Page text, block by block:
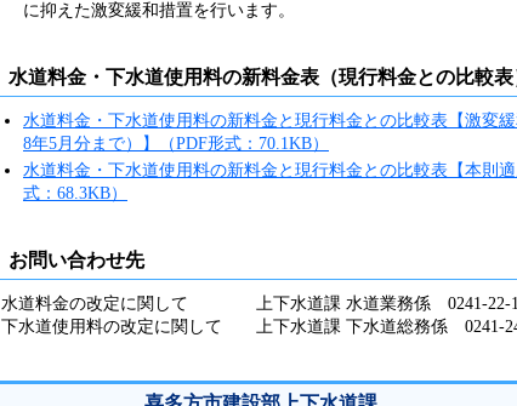
に抑えた激変緩和措置を行います。
水道料金・下水道使用料の新料金表（現行料金との比較表
水道料金・下水道使用料の新料金と現行料金との比較表【激変
8年5月分まで）】（PDF形式：70.1KB）
水道料金・下水道使用料の新料金と現行料金との比較表【本則
式：68.3KB）
お問い合わせ先
水道料金の改定に関して
上下水道課 水道業務係 0241-22-
下水道使用料の改定に関して
上下水道課 下水道総務係 0241-